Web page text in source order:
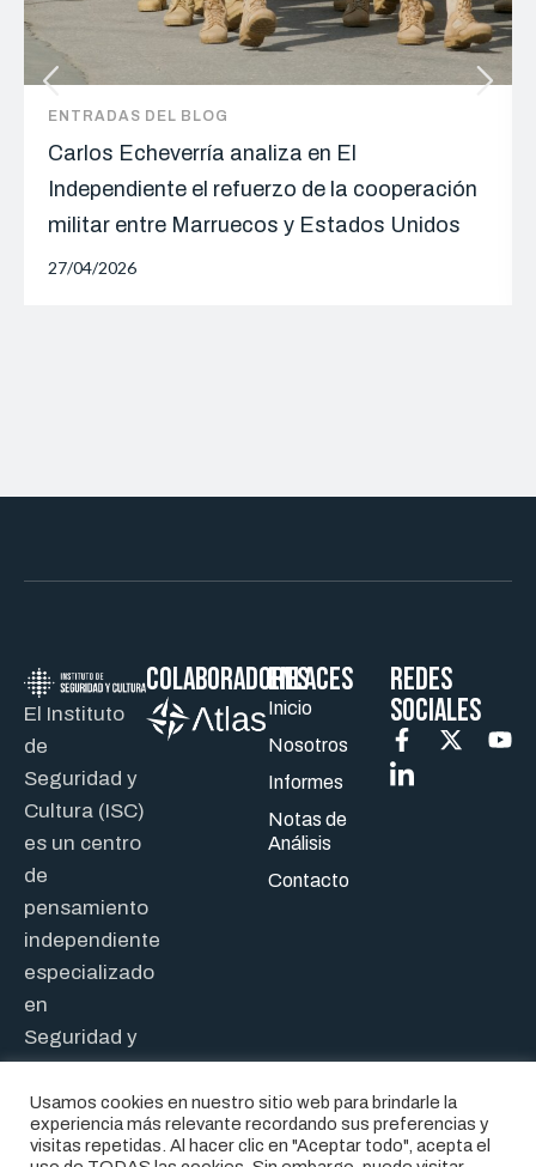
ENTRADAS DEL BLOG
Carlos Echeverría analiza en El
Independiente el refuerzo de la cooperación
militar entre Marruecos y Estados Unidos
27/04/2026
El Instituto
de
Seguridad y
Cultura (ISC)
es un centro
de
pensamiento
independiente
especializado
en
Seguridad y
Defensa.
ColaboradoresENLACES
Inicio
Nosotros
Informes
Notas de
Análisis
Contacto
REDES
SOCIALES
Usamos cookies en nuestro sitio web para brindarle la
experiencia más relevante recordando sus preferencias y
visitas repetidas. Al hacer clic en "Aceptar todo", acepta el